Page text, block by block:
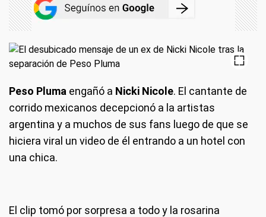
Peso Pluma engañó a Nicki Nicole. El cantante de
corrido mexicanos decepcionó a la artistas
argentina y a muchos de sus fans luego de que se
hiciera viral un video de él entrando a un hotel con
una chica.
El clip tomó por sorpresa a todo y la rosarina